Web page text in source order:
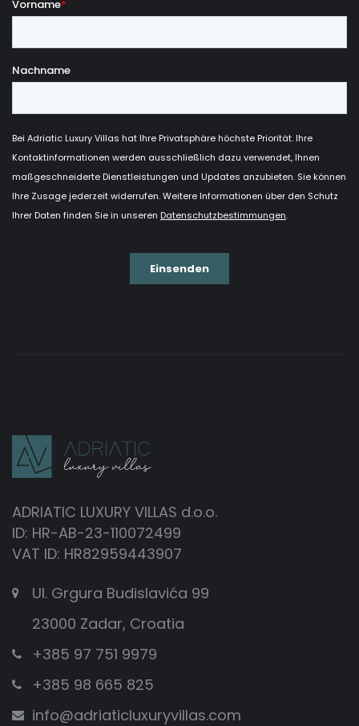
ADRIATIC LUXURY VILLAS d.o.o.
ID: HR-AB-23-110072499
VAT ID: HR82959443907
Ul. Grgura Budislavića 99
23000 Zadar, Croatia
+385 97 751 9979
+385 98 665 825
info@adriaticluxuryvillas.com